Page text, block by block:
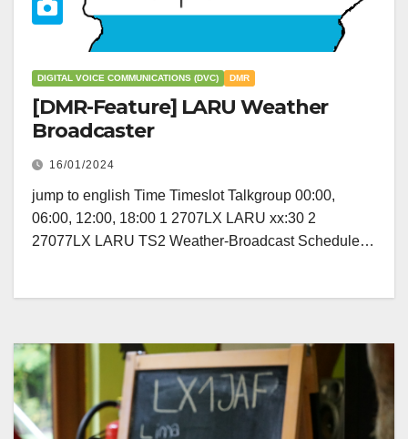
DIGITAL VOICE COMMUNICATIONS (DVC) DMR
[DMR-Feature] LARU Weather
Broadcaster
16/01/2024
jump to english Time Timeslot Talkgroup 00:00,
06:00, 12:00, 18:00 1 2707LX LARU xx:30 2
27077LX LARU TS2 Weather-Broadcast Schedule…